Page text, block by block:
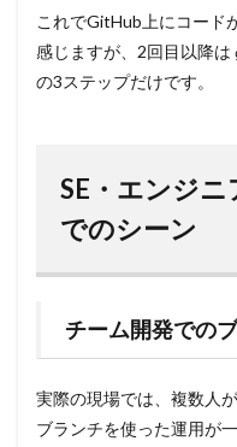
これでGitHub上にコード
感じますが、2回目以降は
の3ステップだけです。
SE・エンジ
でのシーン
チーム開発での
実際の現場では、複数人
ブランチを使った運用が